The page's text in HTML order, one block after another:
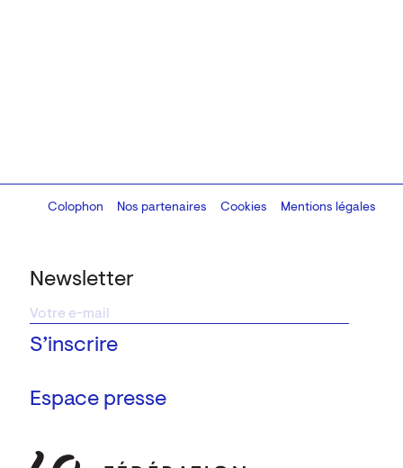
Newsletter
Espace presse
Colophon
Design:Marcel Kaczmarek, code:8080.studio
Nos partenaires Cookies Mentions légales